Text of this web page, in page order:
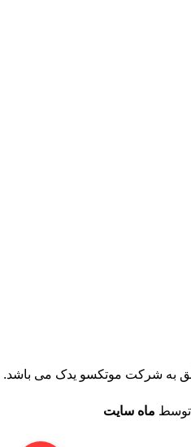
به شرکت موتکسو یدک می باشد.
ماه سایت